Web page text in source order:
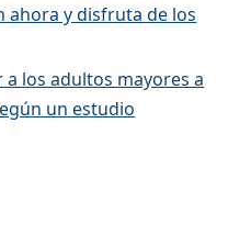
ahora y disfruta de los
a los adultos mayores a
un estudio